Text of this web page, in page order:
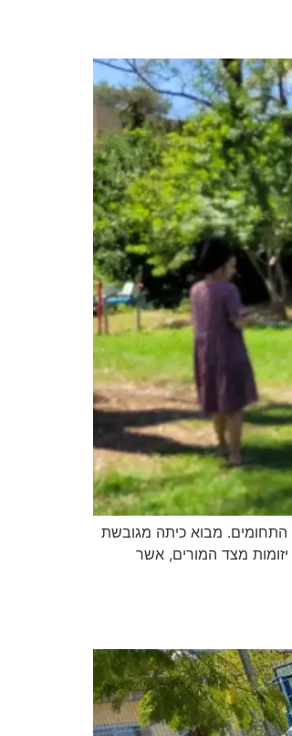
התחומים. מבוא כיתה מגובשת
מצד המורים, אשר